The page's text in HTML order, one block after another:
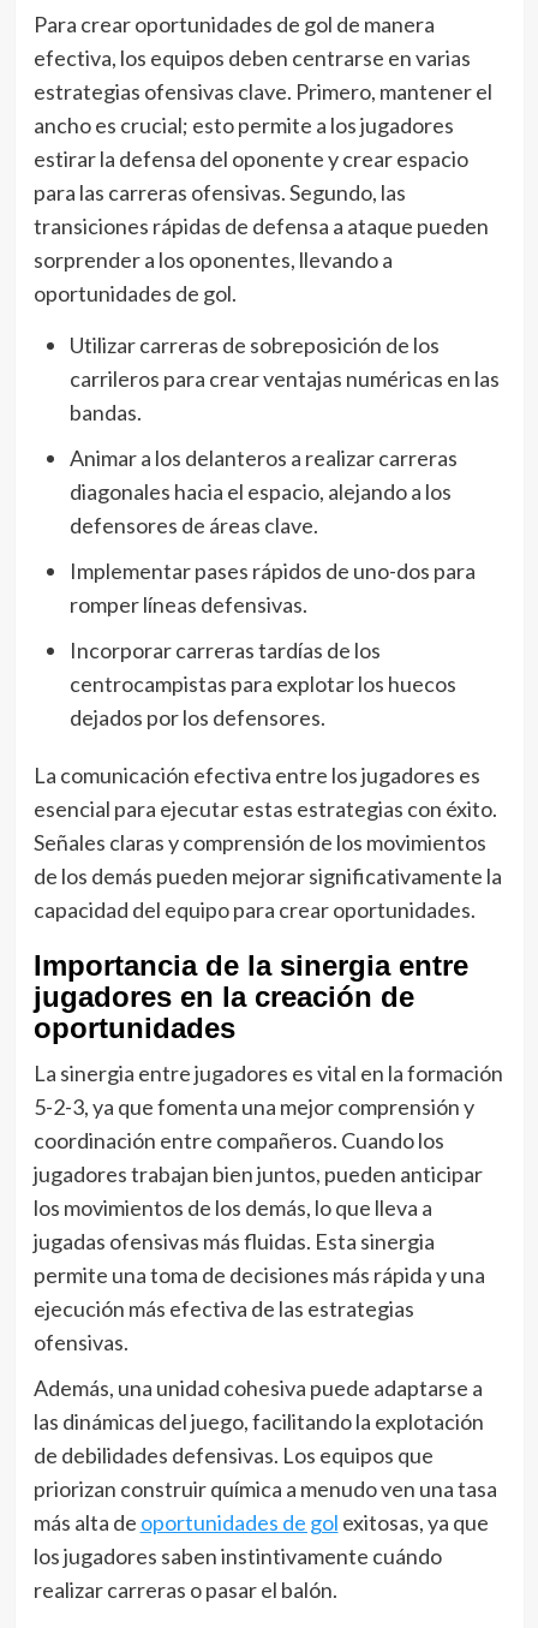
Para crear oportunidades de gol de manera
efectiva, los equipos deben centrarse en varias
estrategias ofensivas clave. Primero, mantener el
ancho es crucial; esto permite a los jugadores
estirar la defensa del oponente y crear espacio
para las carreras ofensivas. Segundo, las
transiciones rápidas de defensa a ataque pueden
sorprender a los oponentes, llevando a
oportunidades de gol.
Utilizar carreras de sobreposición de los
carrileros para crear ventajas numéricas en las
bandas.
Animar a los delanteros a realizar carreras
diagonales hacia el espacio, alejando a los
defensores de áreas clave.
Implementar pases rápidos de uno-dos para
romper líneas defensivas.
Incorporar carreras tardías de los
centrocampistas para explotar los huecos
dejados por los defensores.
La comunicación efectiva entre los jugadores es
esencial para ejecutar estas estrategias con éxito.
Señales claras y comprensión de los movimientos
de los demás pueden mejorar significativamente la
capacidad del equipo para crear oportunidades.
Importancia de la sinergia entre
jugadores en la creación de
oportunidades
La sinergia entre jugadores es vital en la formación
5-2-3, ya que fomenta una mejor comprensión y
coordinación entre compañeros. Cuando los
jugadores trabajan bien juntos, pueden anticipar
los movimientos de los demás, lo que lleva a
jugadas ofensivas más fluidas. Esta sinergia
permite una toma de decisiones más rápida y una
ejecución más efectiva de las estrategias
ofensivas.
Además, una unidad cohesiva puede adaptarse a
las dinámicas del juego, facilitando la explotación
de debilidades defensivas. Los equipos que
priorizan construir química a menudo ven una tasa
más alta de oportunidades de gol exitosas, ya que
los jugadores saben instintivamente cuándo
realizar carreras o pasar el balón.